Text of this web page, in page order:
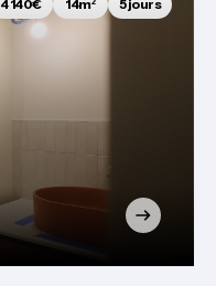
4 140€ 14m² 5 jours